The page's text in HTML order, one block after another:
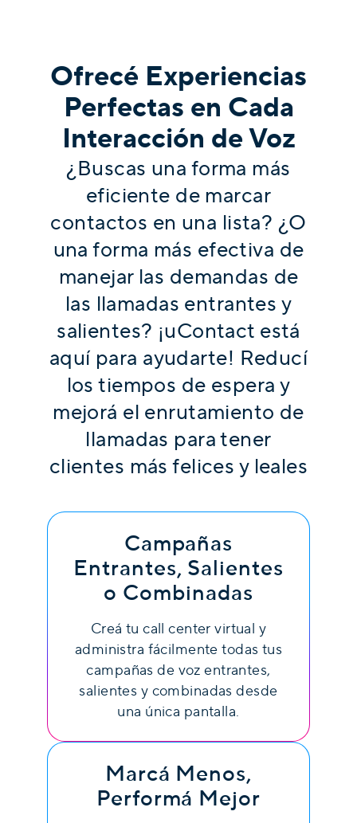
Ofrecé Experiencias
Perfectas en Cada
Interacción de Voz
¿Buscas una forma más
eficiente de marcar
contactos en una lista? ¿O
una forma más efectiva de
manejar las demandas de
las llamadas entrantes y
salientes? ¡uContact está
aquí para ayudarte! Reducí
los tiempos de espera y
mejorá el enrutamiento de
llamadas para tener
clientes más felices y leales
Campañas
Entrantes, Salientes
o Combinadas
Creá tu call center virtual y
administra fácilmente todas tus
campañas de voz entrantes,
salientes y combinadas desde
una única pantalla.
Marcá Menos,
Performá Mejor